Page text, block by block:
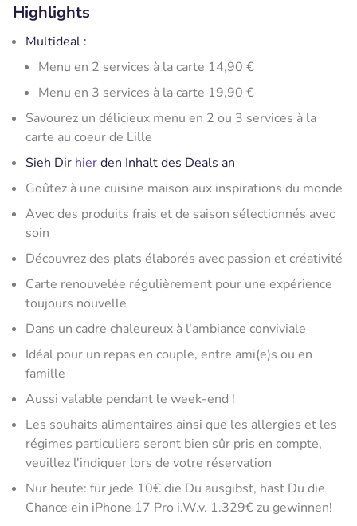
Highlights
Multideal :
Menu en 2 services à la carte 14,90 €
Menu en 3 services à la carte 19,90 €
Savourez un délicieux menu en 2 ou 3 services à la
carte au coeur de Lille
Sieh Dir hierden Inhalt des Deals an
Goûtez à une cuisine maison aux inspirations du monde
Avec des produits frais et de saison sélectionnés avec
soin
Découvrez des plats élaborés avec passion et créativité
Carte renouvelée régulièrement pour une expérience
toujours nouvelle
Dans un cadre chaleureux à l'ambiance conviviale
Idéal pour un repas en couple, entre ami(e)s ou en
famille
Aussi valable pendant le week-end !
Les souhaits alimentaires ainsi que les allergies et les
régimes particuliers seront bien sûr pris en compte,
veuillez l'indiquer lors de votre réservation
Nur heute: für jede 10€ die Du ausgibst, hast Du die
Chance ein iPhone 17 Pro i.W.v. 1.329€ zu gewinnen!